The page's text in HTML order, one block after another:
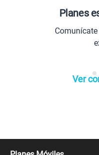
especiales para ti
con todo el Perú y
Ver